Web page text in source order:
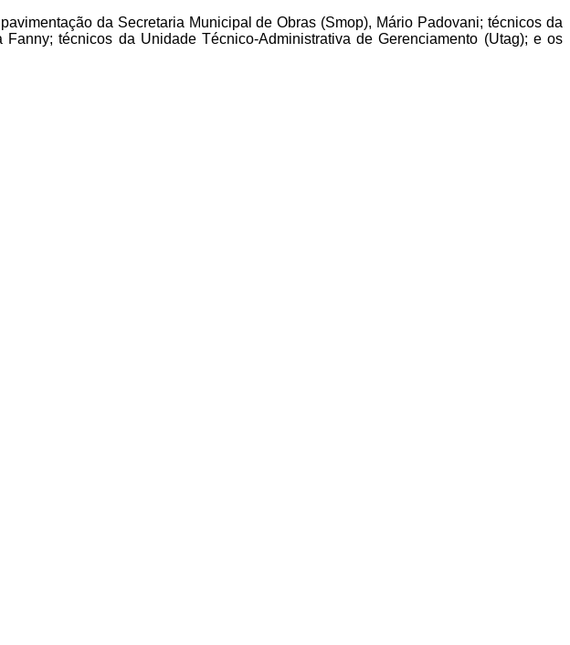
da Secretaria Municipal de Obras (Smop), Mário Padovani; técnicos da
técnicos da Unidade Técnico-Administrativa de Gerenciamento (Utag); e os